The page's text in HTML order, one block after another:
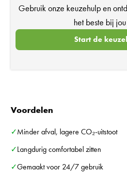
Gebruik onze keuzehulp en
het beste bij
Start de
Voordelen
✓Minder afval, lagere CO₂-uitstoot
✓Langdurig comfortabel zitten
✓Gemaakt voor 24/7 gebruik